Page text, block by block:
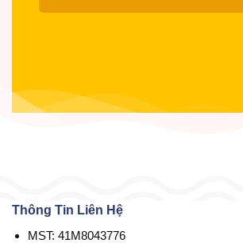
Thông Tin Liên Hệ
MST: 41M8043776